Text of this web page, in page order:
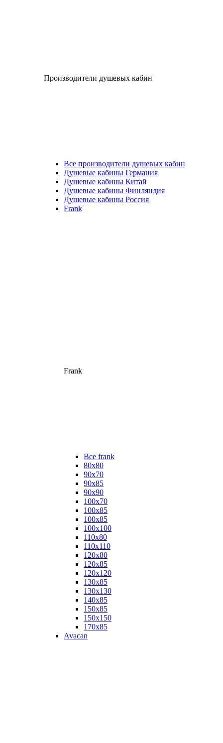
Производители душевых кабин
Все производители душевых кабин
Душевые кабины Германия
Душевые кабины Китай
Душевые кабины Финляндия
Душевые кабины Россия
Frank
Frank
Все frank
80х80
90х70
90х85
90х90
100х70
100х85
100х85
100х100
110х80
110х110
120х80
120х85
120х120
130х85
130х130
140х85
150х85
150х150
170х85
Avacan